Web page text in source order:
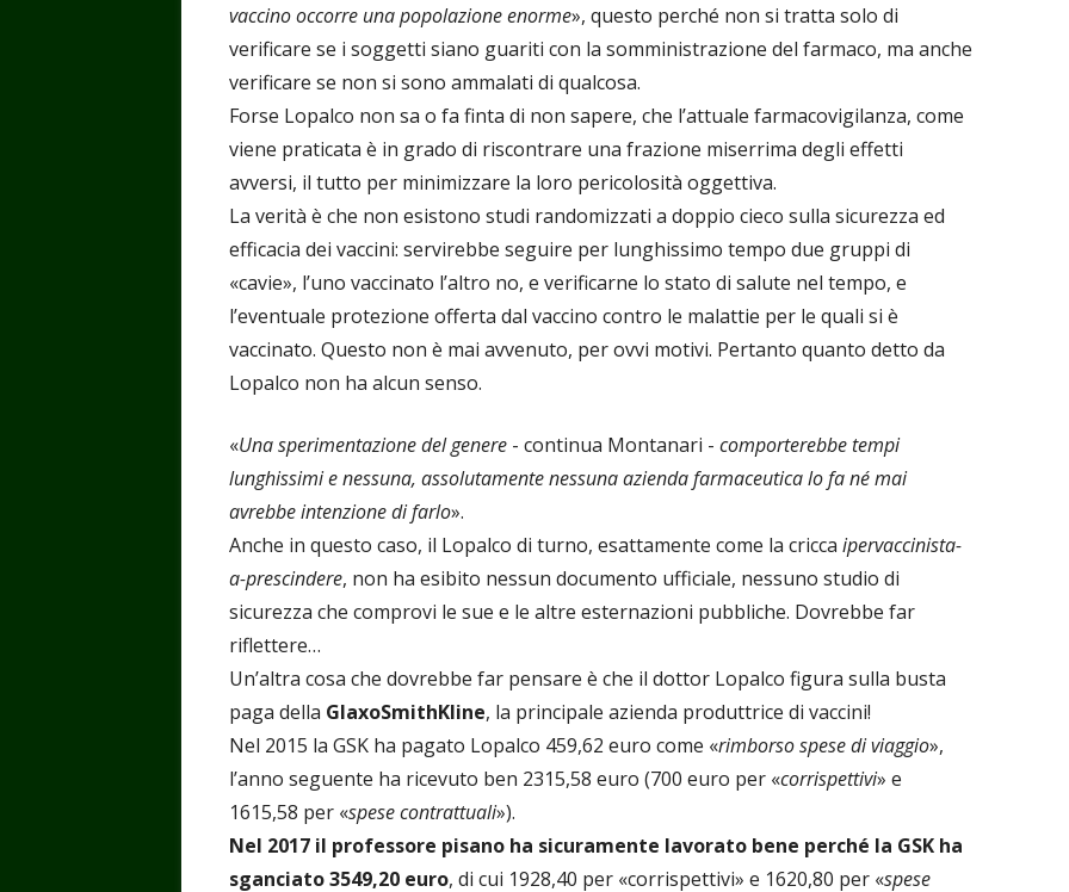
vaccino occorre una popolazione enorme», questo perché non si tratta solo di
verificare se i soggetti siano guariti con la somministrazione del farmaco, ma anche
verificare se non si sono ammalati di qualcosa.
Forse Lopalco non sa o fa finta di non sapere, che l’attuale farmacovigilanza, come
viene praticata è in grado di riscontrare una frazione miserrima degli effetti
avversi, il tutto per minimizzare la loro pericolosità oggettiva.
La verità è che non esistono studi randomizzati a doppio cieco sulla sicurezza ed
efficacia dei vaccini: servirebbe seguire per lunghissimo tempo due gruppi di
«cavie», l’uno vaccinato l’altro no, e verificarne lo stato di salute nel tempo, e
l’eventuale protezione offerta dal vaccino contro le malattie per le quali si è
vaccinato. Questo non è mai avvenuto, per ovvi motivi. Pertanto quanto detto da
Lopalco non ha alcun senso.
«Una sperimentazione del genere - continua Montanari - comporterebbe tempi
lunghissimi e nessuna, assolutamente nessuna azienda farmaceutica lo fa né mai
avrebbe intenzione di farlo».
Anche in questo caso, il Lopalco di turno, esattamente come la cricca ipervaccinista-
a-prescindere, non ha esibito nessun documento ufficiale, nessuno studio di
sicurezza che comprovi le sue e le altre esternazioni pubbliche. Dovrebbe far
riflettere…
Un’altra cosa che dovrebbe far pensare è che il dottor Lopalco figura sulla busta
paga della GlaxoSmithKline, la principale azienda produttrice di vaccini!
Nel 2015 la GSK ha pagato Lopalco 459,62 euro come «rimborso spese di viaggio»,
l’anno seguente ha ricevuto ben 2315,58 euro (700 euro per «corrispettivi» e
1615,58 per «spese contrattuali»).
Nel 2017 il professore pisano ha sicuramente lavorato bene perché la GSK ha
sganciato 3549,20 euro, di cui 1928,40 per «corrispettivi» e 1620,80 per «spese